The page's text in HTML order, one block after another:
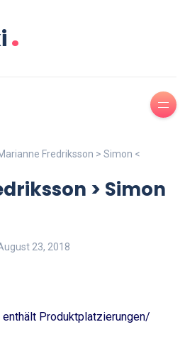
.
Fredriksson > Simon <
> Simon
23, 2018
Produktplatzierungen/